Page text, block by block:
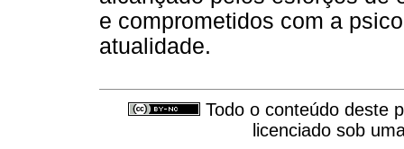
e comprometidos com a
atualidade.
Todo o conteúdo deste
licenciado sob